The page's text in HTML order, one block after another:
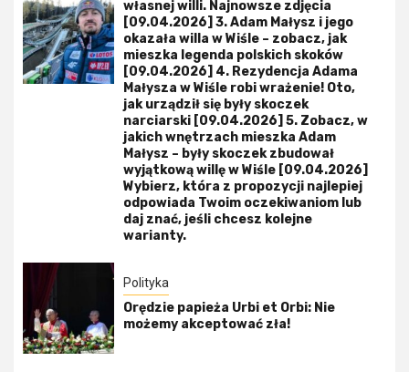
własnej willi. Najnowsze zdjęcia
[09.04.2026] 3. Adam Małysz i jego
okazała willa w Wiśle – zobacz, jak
mieszka legenda polskich skoków
[09.04.2026] 4. Rezydencja Adama
Małysza w Wiśle robi wrażenie! Oto,
jak urządził się były skoczek
narciarski [09.04.2026] 5. Zobacz, w
jakich wnętrzach mieszka Adam
Małysz – były skoczek zbudował
wyjątkową willę w Wiśle [09.04.2026]
Wybierz, która z propozycji najlepiej
odpowiada Twoim oczekiwaniom lub
daj znać, jeśli chcesz kolejne
warianty.
Polityka
Orędzie papieża Urbi et Orbi: Nie
możemy akceptować zła!